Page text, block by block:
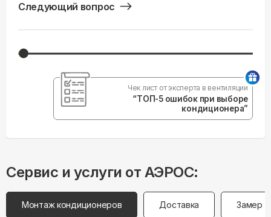
Следующий вопрос
Чек лист от эксперта в вентиляции
“ТОП-5 ошибок при выборе
кондиционера”
Сервис и услуги от АЭРОС:
Монтаж кондиционеров Доставка Замер